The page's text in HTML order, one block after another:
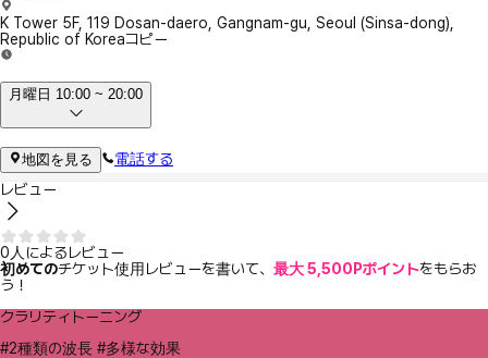
K Tower 5F, 119 Dosan-daero, Gangnam-gu, Seoul (Sinsa-dong),
Republic of Koreaコピー
月曜日 10:00 ~ 20:00
地図を見る
電話する
レビュー
0人によるレビュー
初めてのチケット使用レビューを書いて、 最大 5,500Pポイントをもらお
う！
クラリティトーニング
#2種類の波長 #多様な効果